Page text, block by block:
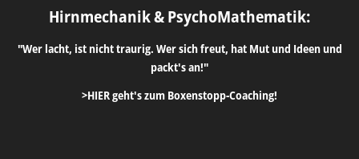
Hirnmechanik & PsychoMathematik:
"Wer lacht, ist nicht traurig. Wer sich freut, hat Mut und Ideen und
packt's an!"
>HIER geht's zum Boxenstopp-Coaching!